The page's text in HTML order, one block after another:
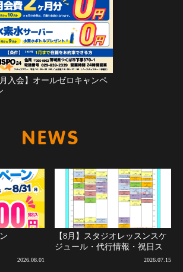
月入会】オールゼロキャンペ
2026.08.01
【8月】スタジオレッスンスケ
ジュール・代行情報・祝日ス
ケジュールについて(8月2日更
2026.07.15